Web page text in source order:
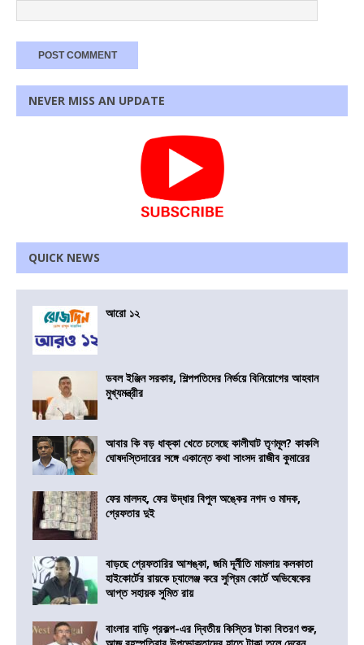
NEVER MISS AN UPDATE
QUICK NEWS
আরো ১২
ডবল ইঞ্জিন সরকার, শিল্পপতিদের নির্ভয়ে বিনিয়োগের আহবান
মুখ্যমন্ত্রীর
আবার কি বড় ধাক্কা খেতে চলেছে কালীঘাট তৃণমূল? কাকলি
ঘোষদস্তিদারের সঙ্গে একান্তে কথা সাংসদ রাজীব কুমারের
ফের মালদহ, ফের উদ্ধার বিপুল অঙ্কের নগদ ও মাদক,
গ্রেফতার দুই
বাড়ছে গ্রেফতারির আশঙ্কা, জমি দূর্নীতি মামলায় কলকাতা
হাইকোর্টের রায়কে চ্যালেঞ্জ করে সুপ্রিম কোর্টে অভিষেকের
আপ্ত সহায়ক সুমিত রায়
বাংলার বাড়ি প্রকল্প-এর দ্বিতীয় কিস্তির টাকা বিতরণ শুরু,